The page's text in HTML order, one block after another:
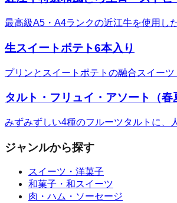
最高級A5・A4ランクの近江牛を使用し
生スイートポテト6本入り
プリンとスイートポテトの融合スイー
タルト・フリュイ・アソート（春
みずみずしい4種のフルーツタルトに、
ジャンルから探す
スイーツ・洋菓子
和菓子・和スイーツ
肉・ハム・ソーセージ